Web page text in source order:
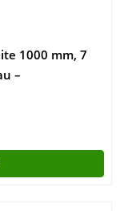
1000 mm, 7
–